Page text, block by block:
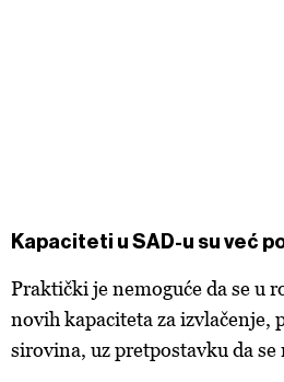
Kapaciteti u SAD-u su već
Praktički je nemoguće da se u
novih kapaciteta za
sirovina, uz pretpostavku da